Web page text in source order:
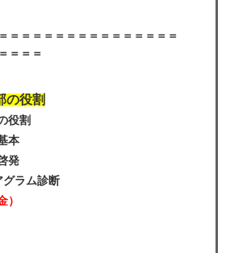
＝＝＝＝＝＝＝＝＝＝＝＝＝＝＝
＝＝＝
の役割
役割
本
発
ラム診断
）